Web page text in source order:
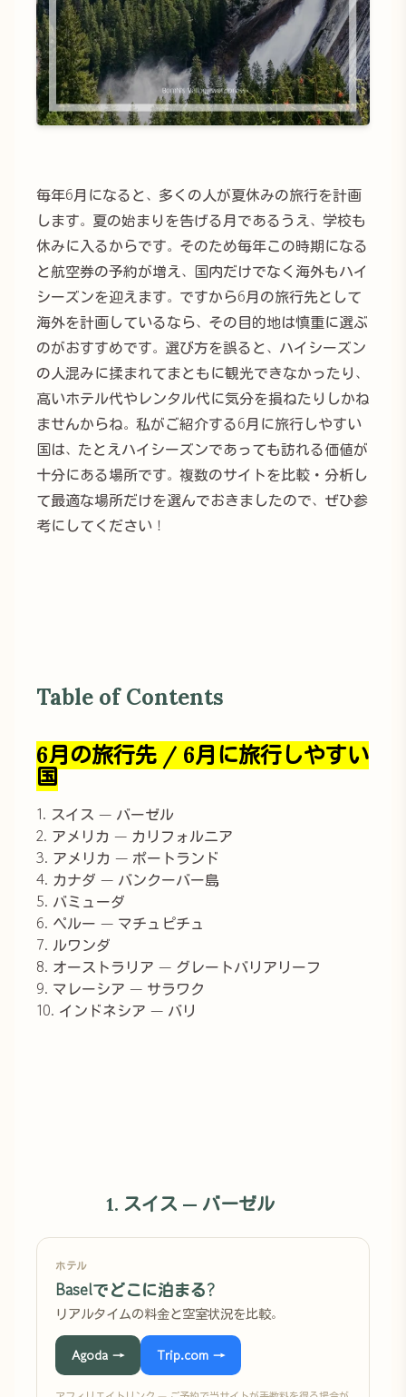
毎年6月になると、多くの人が夏休みの旅行を計画
します。夏の始まりを告げる月であるうえ、学校も
休みに入るからです。そのため毎年この時期になる
と航空券の予約が増え、国内だけでなく海外もハイ
シーズンを迎えます。ですから6月の旅行先として
海外を計画しているなら、その目的地は慎重に選ぶ
のがおすすめです。選び方を誤ると、ハイシーズン
の人混みに揉まれてまともに観光できなかったり、
高いホテル代やレンタル代に気分を損ねたりしかね
ませんからね。私がご紹介する6月に旅行しやすい
国は、たとえハイシーズンであっても訪れる価値が
十分にある場所です。複数のサイトを比較・分析し
て最適な場所だけを選んでおきましたので、ぜひ参
考にしてください！
Table of Contents
6月の旅行先 / 6月に旅行しやすい
国
1. スイス — バーゼル
2. アメリカ — カリフォルニア
3. アメリカ — ポートランド
4. カナダ — バンクーバー島
5. バミューダ
6. ペルー — マチュピチュ
7. ルワンダ
8. オーストラリア — グレートバリアリーフ
9. マレーシア — サラワク
10. インドネシア — バリ
1. スイス — バーゼル
ホテル
Baselでどこに泊まる?
リアルタイムの料金と空室状況を比較。
Agoda → Trip.com →